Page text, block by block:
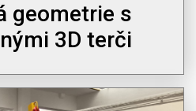
geometrie s
3D terči